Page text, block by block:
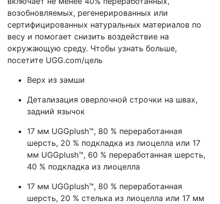
возобновляемых, регенерированных или
сертифицированных натуральных материалов по
весу и помогает снизить воздействие на
окружающую среду. Чтобы узнать больше,
посетите UGG.com/цель
Верх из замши
Детализация оверлочной строчки на швах,
задний язычок
17 мм UGGplush™, 80 % переработанная
шерсть, 20 % подкладка из лиоцелла или 17
мм UGGplush™, 60 % переработанная шерсть,
40 % подкладка из лиоцелла
17 мм UGGplush™, 80 % переработанная
шерсть, 20 % стелька из лиоцелла или 17 мм